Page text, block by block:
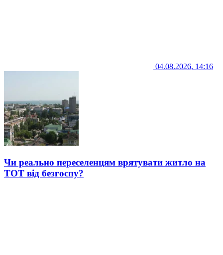
04.08.2026, 14:16
Чи реально переселенцям врятувати житло на
ТОТ від безгоспу?